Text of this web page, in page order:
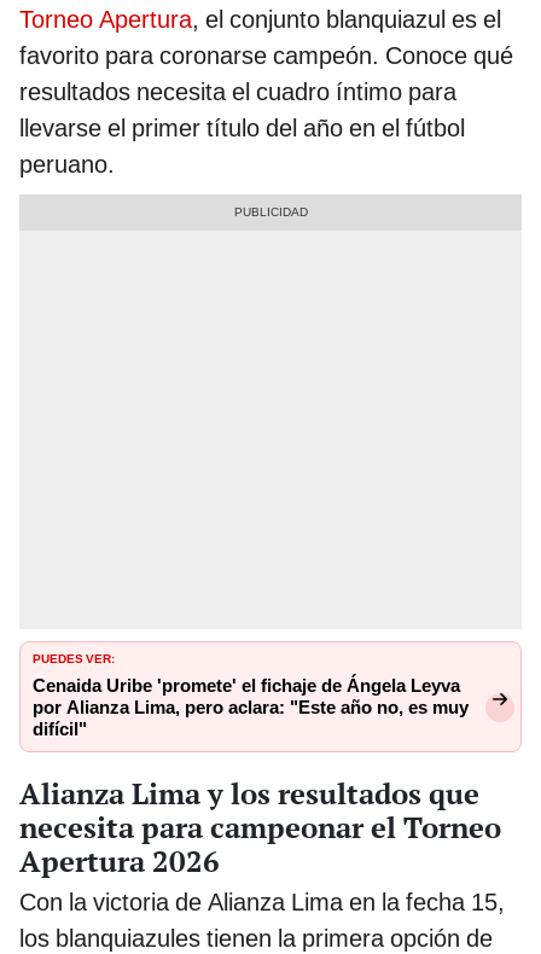
Torneo Apertura, el conjunto blanquiazul es el
favorito para coronarse campeón. Conoce qué
resultados necesita el cuadro íntimo para
llevarse el primer título del año en el fútbol
peruano.
PUEDES VER:
Cenaida Uribe 'promete' el fichaje de Ángela Leyva
por Alianza Lima, pero aclara: "Este año no, es muy
difícil"
Alianza Lima y los resultados que
necesita para campeonar el Torneo
Apertura 2026
Con la victoria de Alianza Lima en la fecha 15,
los blanquiazules tienen la primera opción de